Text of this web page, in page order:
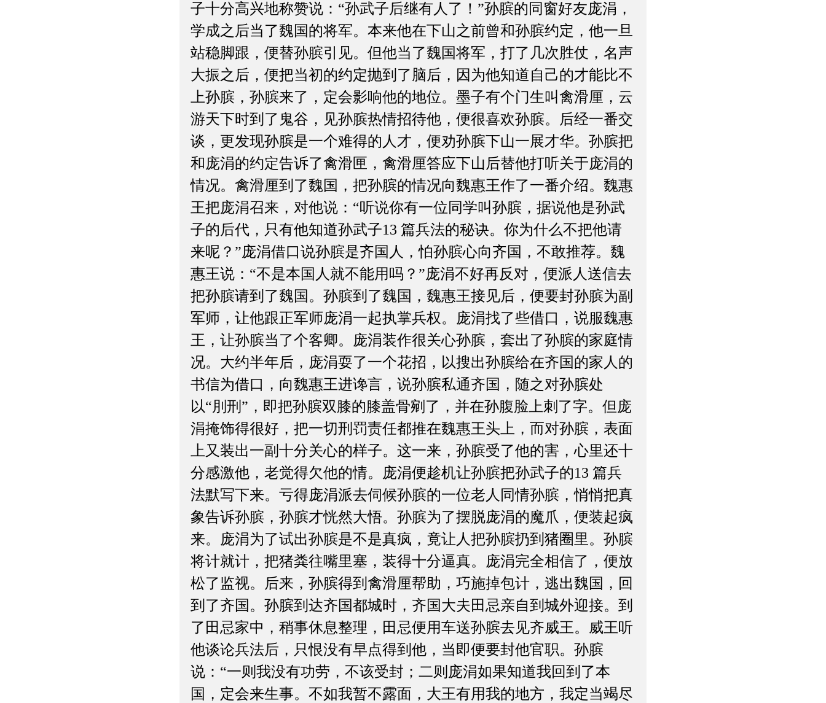
子十分高兴地称赞说：“孙武子后继有人了！”孙膑的同窗好友庞涓，
学成之后当了魏国的将军。本来他在下山之前曾和孙膑约定，他一旦
站稳脚跟，便替孙膑引见。但他当了魏国将军，打了几次胜仗，名声
大振之后，便把当初的约定抛到了脑后，因为他知道自己的才能比不
上孙膑，孙膑来了，定会影响他的地位。墨子有个门生叫禽滑厘，云
游天下时到了鬼谷，见孙膑热情招待他，便很喜欢孙膑。后经一番交
谈，更发现孙膑是一个难得的人才，便劝孙膑下山一展才华。孙膑把
和庞涓的约定告诉了禽滑匣，禽滑厘答应下山后替他打听关于庞涓的
情况。禽滑厘到了魏国，把孙膑的情况向魏惠王作了一番介绍。魏惠
王把庞涓召来，对他说：“听说你有一位同学叫孙膑，据说他是孙武
子的后代，只有他知道孙武子13 篇兵法的秘诀。你为什么不把他请
来呢？”庞涓借口说孙膑是齐国人，怕孙膑心向齐国，不敢推荐。魏
惠王说：“不是本国人就不能用吗？”庞涓不好再反对，便派人送信去
把孙膑请到了魏国。孙膑到了魏国，魏惠王接见后，便要封孙膑为副
军师，让他跟正军师庞涓一起执掌兵权。庞涓找了些借口，说服魏惠
王，让孙膑当了个客卿。庞涓装作很关心孙膑，套出了孙膑的家庭情
况。大约半年后，庞涓耍了一个花招，以搜出孙膑给在齐国的家人的
书信为借口，向魏惠王进谗言，说孙膑私通齐国，随之对孙膑处
以“刖刑”，即把孙膑双膝的膝盖骨剜了，并在孙腹脸上刺了字。但庞
涓掩饰得很好，把一切刑罚责任都推在魏惠王头上，而对孙膑，表面
上又装出一副十分关心的样子。这一来，孙膑受了他的害，心里还十
分感激他，老觉得欠他的情。庞涓便趁机让孙膑把孙武子的13 篇兵
法默写下来。亏得庞涓派去伺候孙膑的一位老人同情孙膑，悄悄把真
象告诉孙膑，孙膑才恍然大悟。孙膑为了摆脱庞涓的魔爪，便装起疯
来。庞涓为了试出孙膑是不是真疯，竟让人把孙膑扔到猪圈里。孙膑
将计就计，把猪粪往嘴里塞，装得十分逼真。庞涓完全相信了，便放
松了监视。后来，孙膑得到禽滑厘帮助，巧施掉包计，逃出魏国，回
到了齐国。孙膑到达齐国都城时，齐国大夫田忌亲自到城外迎接。到
了田忌家中，稍事休息整理，田忌便用车送孙膑去见齐威王。威王听
他谈论兵法后，只恨没有早点得到他，当即便要封他官职。孙膑
说：“一则我没有功劳，不该受封；二则庞涓如果知道我回到了本
国，定会来生事。不如我暂不露面，大王有用我的地方，我定当竭尽